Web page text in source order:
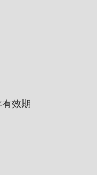
有效期